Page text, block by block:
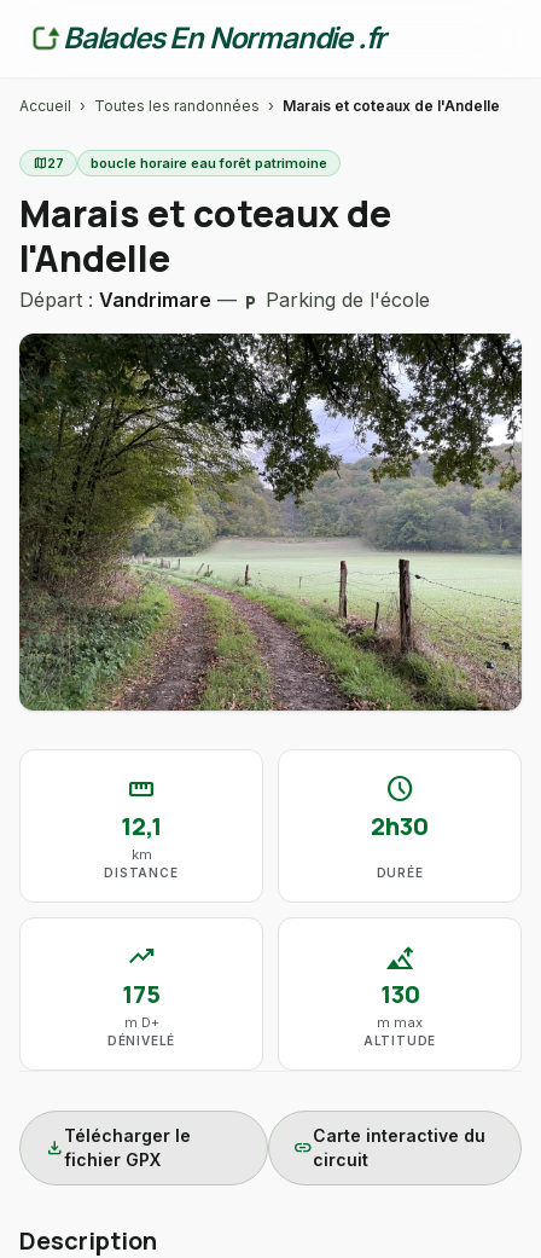
Balades En Normandie .fr
Accueil › Toutes les randonnées › Marais et coteaux de l'Andelle
map27 boucle horaire eau forêt patrimoine
Marais et coteaux de
l'Andelle
Départ : Vandrimare — local_parking Parking de l'école
straighten
12,1
km
DISTANCE
schedule
2h30
DURÉE
trending_up
175
m D+
DÉNIVELÉ
altitude
130
m max
ALTITUDE
download
Télécharger le
fichier GPX
link
Carte interactive du
circuit
Description